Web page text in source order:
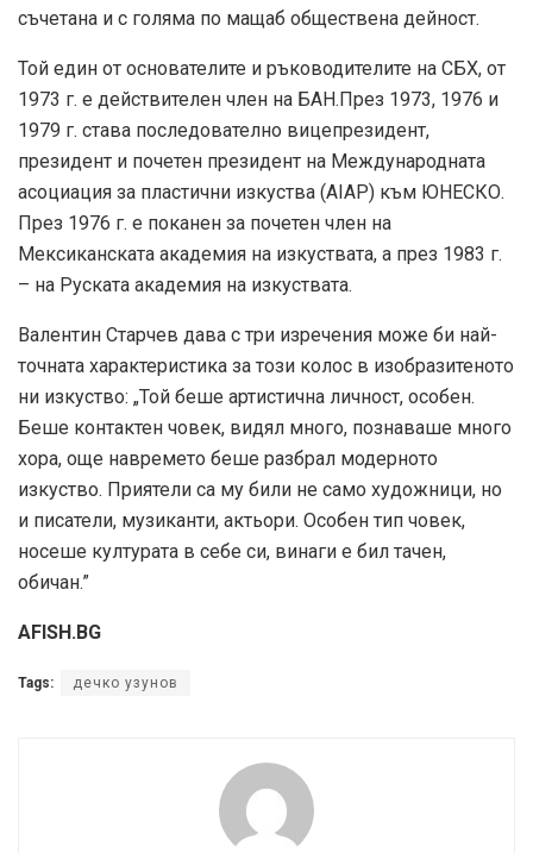
съчетана и с голяма по мащаб обществена дейност.
Той един от основателите и ръководителите на СБХ, от
1973 г. е действителен член на БАН.През 1973, 1976 и
1979 г. става последователно вицепрезидент,
президент и почетен президент на Международната
асоциация за пластични изкуства (AIAP) към ЮНЕСКО.
През 1976 г. е поканен за почетен член на
Мексиканската академия на изкуствата, а през 1983 г.
– на Руската академия на изкуствата.
Валентин Старчев дава с три изречения може би най-
точната характеристика за този колос в изобразитеното
ни изкуство: „Той беше артистична личност, особен.
Беше контактен човек, видял много, познаваше много
хора, още навремето беше разбрал модерното
изкуство. Приятели са му били не само художници, но
и писатели, музиканти, актьори. Особен тип човек,
носеше културата в себе си, винаги е бил тачен,
обичан.”
AFISH.BG
Tags: дечко узунов